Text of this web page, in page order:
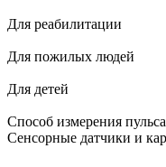
Для реабилитации
Для пожилых людей
Для детей
Способ измерения пульса
Сенсорные датчики и